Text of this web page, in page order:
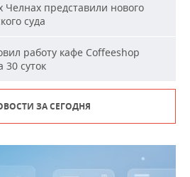
представили нового
суда
работу кафе Coffeeshop
30 суток
ЗА СЕГОДНЯ